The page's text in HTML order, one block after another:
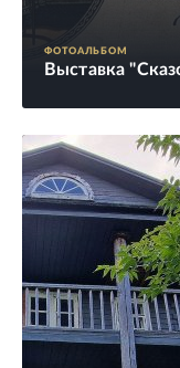
ФОТОАЛЬБОМ
Выставка